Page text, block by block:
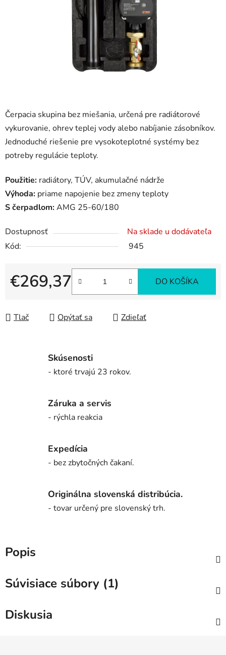
Čerpacia skupina bez miešania, určená pre radiátorové
vykurovanie, ohrev teplej vody alebo nabíjanie zásobníkov.
Jednoduché riešenie pre vysokoteplotné systémy bez
potreby regulácie teploty.
Použitie: radiátory, TÚV, akumulačné nádrže
Výhoda: priame napojenie bez zmeny teploty
S čerpadlom:AMG 25-60/180
Dostupnosť
Na sklade u dodávateľa
Kód:
945
€269,37 DO KOŠÍKA
Tlač Opýtať sa Zdieľať
Skúsenosti
- ktoré trvajú 23 rokov.
Záruka a servis
- rýchla reakcia
Expedícia
- bez zbytočných čakaní.
Originálna slovenská distribúcia.
- tovar určený pre slovenský trh.
Popis
Súvisiace súbory (1)
Diskusia